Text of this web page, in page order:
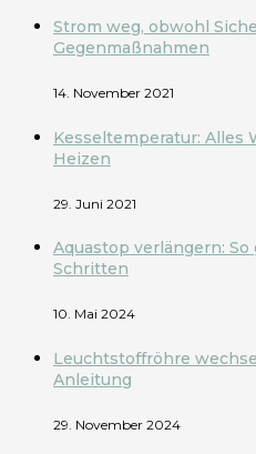
Strom weg, obwohl
Gegenmaßnahmen
14. November 2021
Kesseltemperatur: Alles
Heizen
29. Juni 2021
Aquastop verlängern:
Schritten
10. Mai 2024
Leuchtstoffröhre
Anleitung
29. November 2024